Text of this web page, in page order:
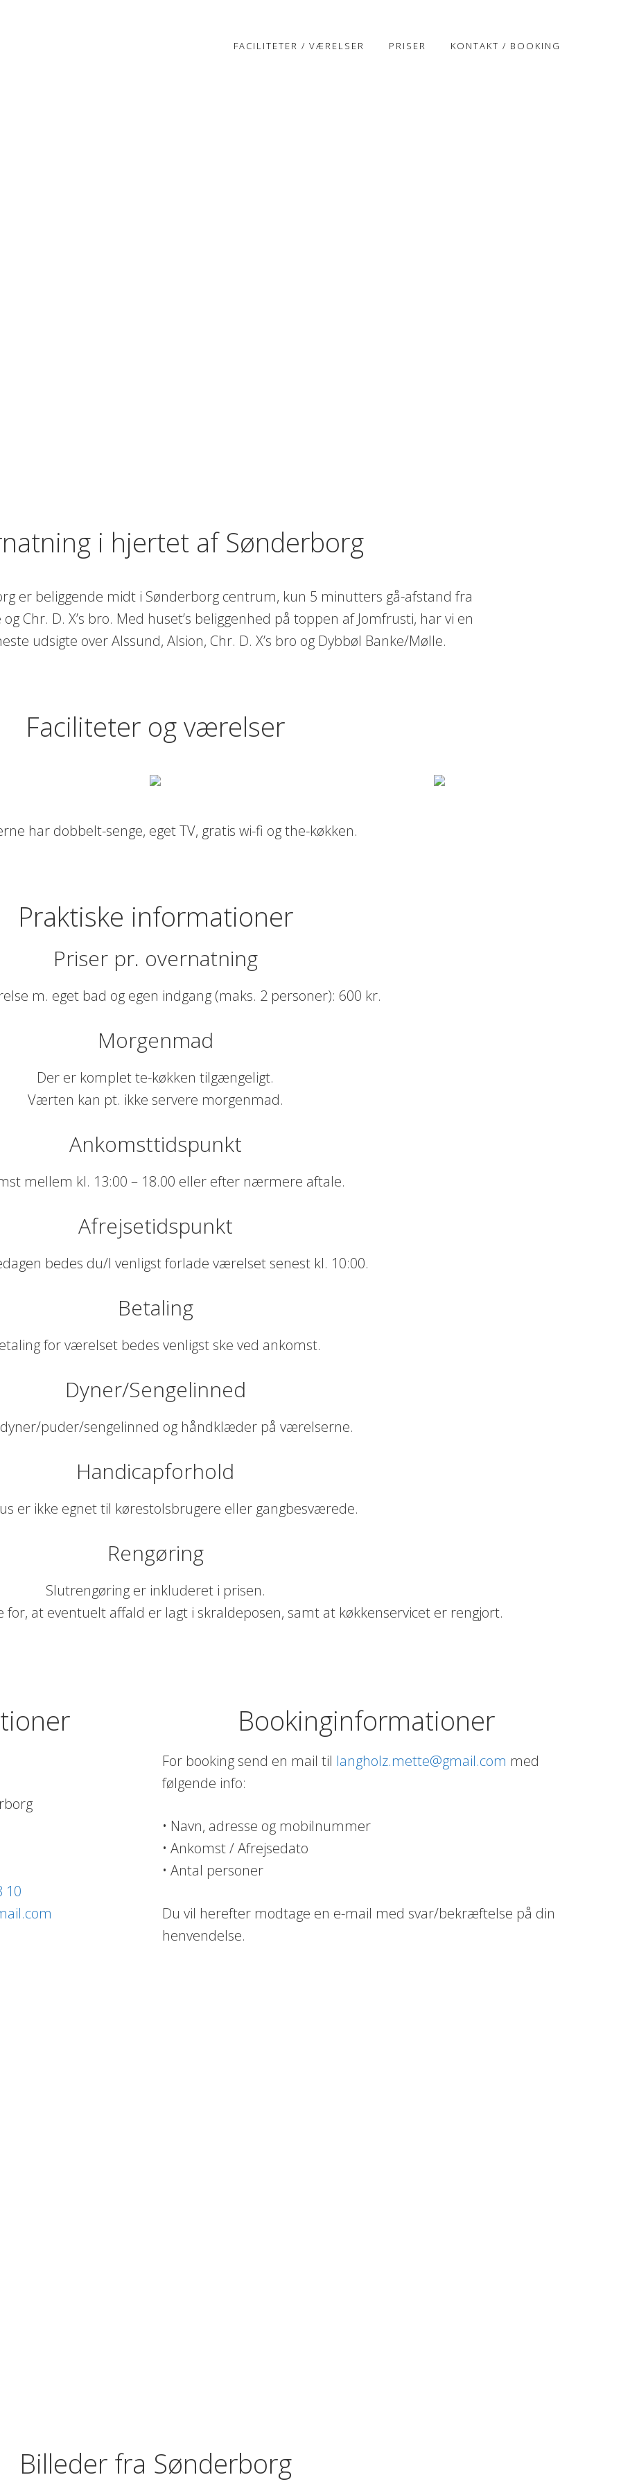
FACILITETER / VÆRELSER PRISER KONTAKT / BOOKING
i hjertet af Sønderborg
er beliggende midt i Sønderborg centrum, kun 5 minutters gå-afstand fra
Chr. D. X’s bro. Med huset’s beliggenhed på toppen af Jomfrusti, har vi en
udsigte over Alssund, Alsion, Chr. D. X’s bro og Dybbøl Banke/Mølle.
Faciliteter og værelser
har dobbelt-senge, eget TV, gratis wi-fi og the-køkken.
Praktiske informationer
Priser pr. overnatning
m. eget bad og egen indgang (maks. 2 personer): 600 kr.
Morgenmad
Der er komplet te-køkken tilgængeligt.
Værten kan pt. ikke servere morgenmad.
Ankomsttidspunkt
mellem kl. 13:00 – 18.00 eller efter nærmere aftale.
Afrejsetidspunkt
bedes du/I venligst forlade værelset senest kl. 10:00.
Betaling
for værelset bedes venligst ske ved ankomst.
Dyner/Sengelinned
puder/sengelinned og håndklæder på værelserne.
Handicapforhold
er ikke egnet til kørestolsbrugere eller gangbesværede.
Rengøring
Slutrengøring er inkluderet i prisen.
for, at eventuelt affald er lagt i skraldeposen, samt at køkkenservicet er rengjort.
10
Bookinginformationer
For booking send en mail til langholz.mette@gmail.com med
følgende info:
• Navn, adresse og mobilnummer
• Ankomst / Afrejsedato
• Antal personer
Du vil herefter modtage en e-mail med svar/bekræftelse på din
henvendelse.
Billeder fra Sønderborg